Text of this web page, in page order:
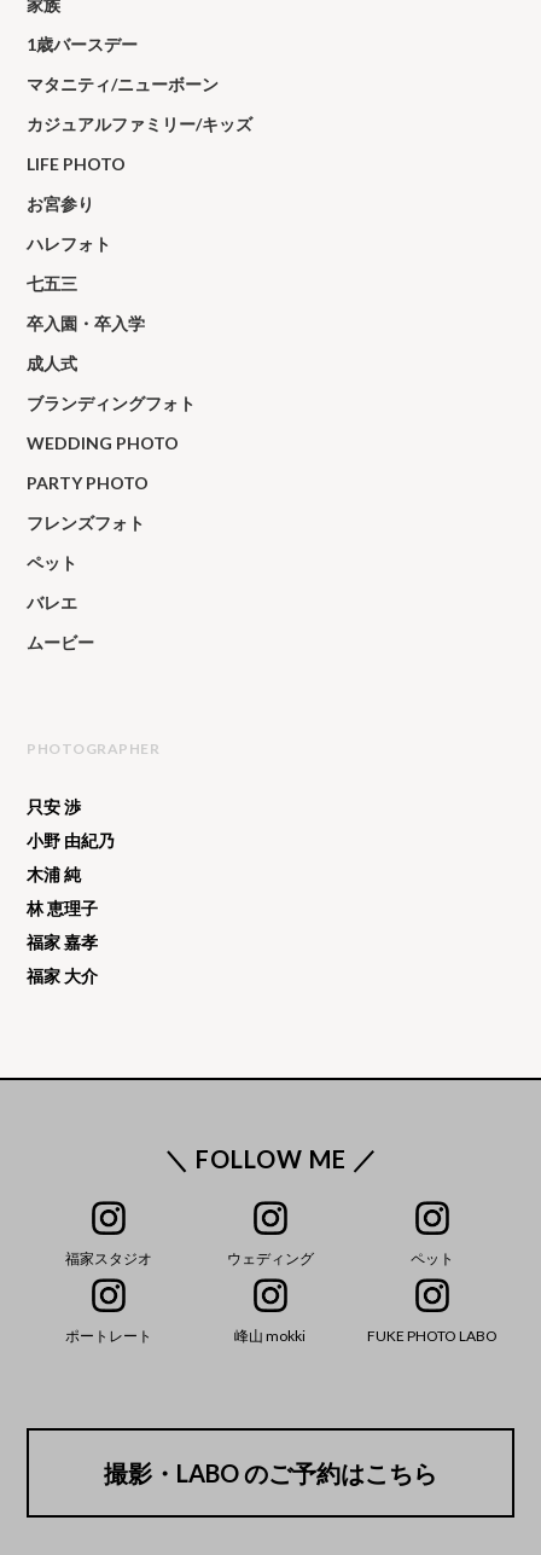
1歳バースデー
マタニティ/ニューボーン
カジュアルファミリー/キッズ
LIFE PHOTO
お宮参り
ハレフォト
七五三
卒入園・卒入学
成人式
ブランディングフォト
WEDDING PHOTO
PARTY PHOTO
フレンズフォト
ペット
バレエ
ムービー
PHOTOGRAPHER
只安 渉
小野 由紀乃
木浦 純
林 恵理子
福家 嘉孝
福家 大介
＼ FOLLOW ME ／
福家スタジオ ウェディング ペット
ポートレート 峰山 mokki FUKE PHOTO LABO
撮影・LABO のご予約はこちら